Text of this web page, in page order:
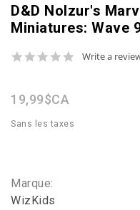
D&D Nolzur's
Miniatures: Wave
0.0
Write a
19,99$CA
Sans les taxes
Marque:
WizKids